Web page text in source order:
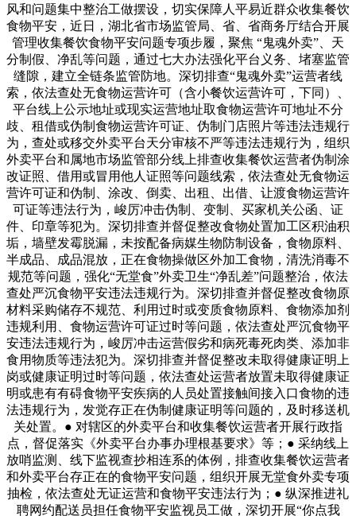
风和问题集中整治工做摆设，切实保障人平易近群众收集餐饮
食物平安，近日，湖北省市场监管局、省、省商务厅结合开展
管理收集餐饮食物平安问题专项步履，聚焦 “鬼魂外卖”、天
分制假、净乱等问题，通过七大办法强化平台义务、堵塞监管
缝隙，建立全链条监管防地。深切排查“鬼魂外卖”运营者线
索，依法查处无食物运营许可（含小餐饮运营许可，下同）、
平台线上公示地址或现实运营地址取食物运营许可地址不分
歧、租借或伪制食物运营许可证、伪制门店照片等违法违规行
为，查处或移交外卖平台天分审核不严等违法违规行为，组织
外卖平台和属地市场监管部分线上排查收集餐饮运营者伪制涂
改证照、借用或冒用他人证照等问题线索，依法查处无食物运
营许可证和伪制、涂改、倒卖、出租、出借、让渡食物运营许
可证等违法行为，峻厉冲击伪制、变制、买家机关公函、证
件、印章等犯为。深切排查并督促整改食物处置加工区积油积
垢，墙壁发霉脱漏，未按配备病媒生物防制设备，食物原料、
半成品、成品混放，正在食物操做区外加工食物，清洗消毒不
规范等问题，强化“无堂食”外卖卫生“净乱差”问题整治，依法
查处严沉食物平安违法违规行为。深切排查并督促整改食物原
材料采购储存不规范、利用过时或变质食物原料、食物添加剂
违规利用、食物运营许可证过时等问题，依法查处严沉食物平
安违法违规行为，峻厉冲击运营假劣和病死毒死肉类、添加非
食用物质等违法犯为。深切排查并督促整改未取得健康证明上
岗或健康证明过时等问题，依法查处运营者放置未取得健康证
明或患有有碍食物平安疾病的人员处置接触间接入口食物的违
法违规行为，发觉存正在伪制健康证明等问题的，及时移送机
关处置。● 对辖区的外卖平台和收集餐饮运营者开展行政指
点，督促落实《外卖平台办事办理根基要求》等；● 采纳线上
放哨监测、线下监视查抄相连系的体例，排查收集餐饮运营者
和外卖平台存正在的食物平安问题，组织开展无堂食外卖专项
抽检，依法查处无证运营和食物平安违法行为；● 纵深推进礼
聘网约配送员担任食物平安监视员工做，深切开展“你点我